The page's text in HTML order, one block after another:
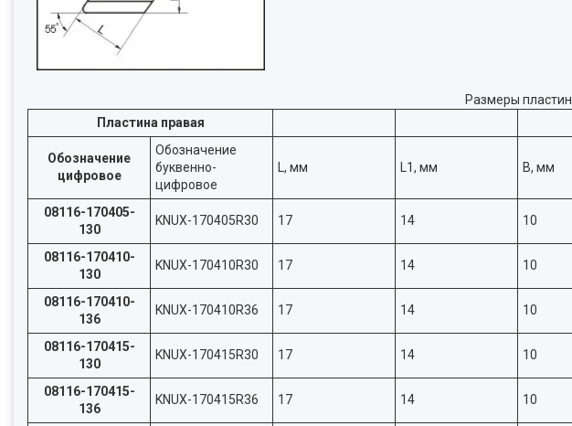
Размеры пластин
Пластина правая
Обозначение
цифровое
Обозначение
буквенно-
цифровое
L, мм L1, мм B, мм
08116-170405-
130
KNUX-170405R30 17 14 10
08116-170410-
130
KNUX-170410R30 17 14 10
08116-170410-
136
KNUX-170410R36 17 14 10
08116-170415-
130
KNUX-170415R30 17 14 10
08116-170415-
136
KNUX-170415R36 17 14 10